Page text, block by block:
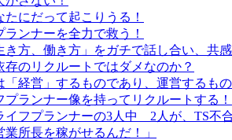
にだって起こりうる！
ンナーを全力で救う！
き方、働き方」をガチで話し合い、共感
存のリクルートではダメなのか？
「経営」するものであり、運営するもの
ランナー像を持ってリクルートする！
イフプランナーの3人中 2人が、TS不
業所長を稼がせるんだ！」